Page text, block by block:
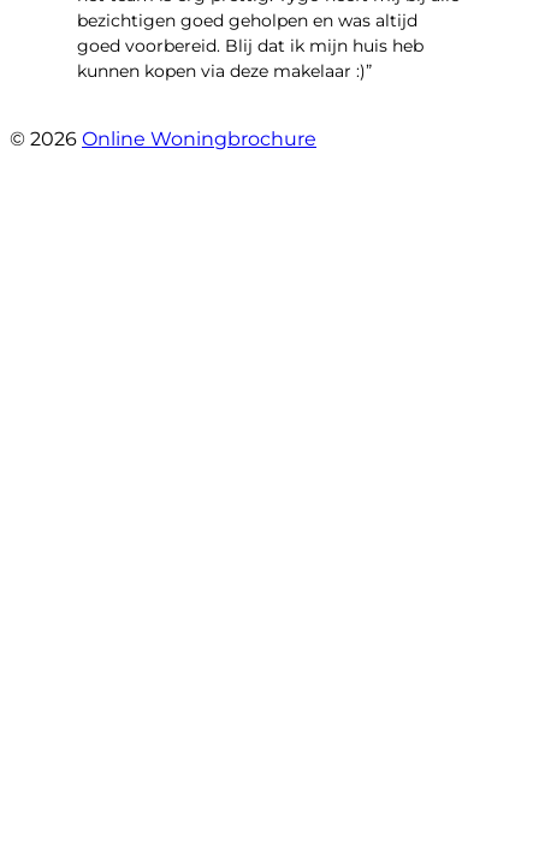
bezichtigen goed geholpen en was altijd
goed voorbereid. Blij dat ik mijn huis heb
kunnen kopen via deze makelaar :)”
© 2026 Online Woningbrochure